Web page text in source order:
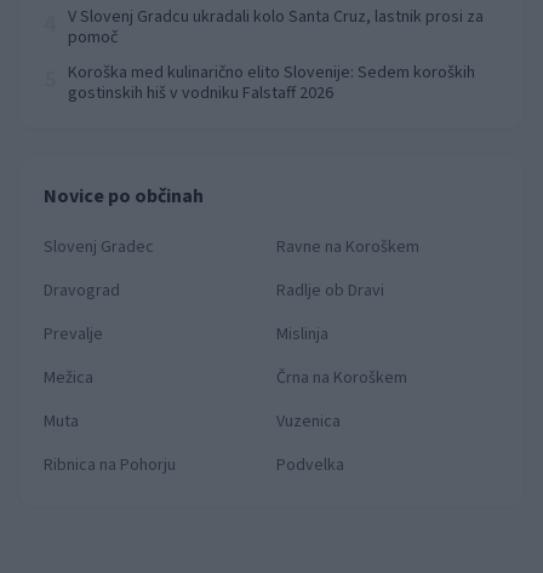
V Slovenj Gradcu ukradali kolo Santa Cruz, lastnik prosi za
pomoč
Koroška med kulinarično elito Slovenije: Sedem koroških
gostinskih hiš v vodniku Falstaff 2026
Novice po občinah
Slovenj Gradec
Ravne na Koroškem
Dravograd
Radlje ob Dravi
Prevalje
Mislinja
Mežica
Črna na Koroškem
Muta
Vuzenica
Ribnica na Pohorju
Podvelka